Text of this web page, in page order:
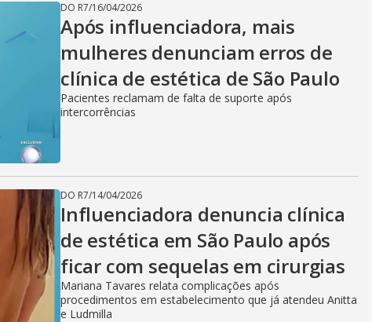
DO R7/16/04/2026
Após influenciadora, mais
mulheres denunciam erros de
clínica de estética de São Paulo
Pacientes reclamam de falta de suporte após
intercorrências
DO R7/14/04/2026
Influenciadora denuncia clínica
de estética em São Paulo após
ficar com sequelas em cirurgias
Mariana Tavares relata complicações após
procedimentos em estabelecimento que já atendeu Anitta
e Ludmilla